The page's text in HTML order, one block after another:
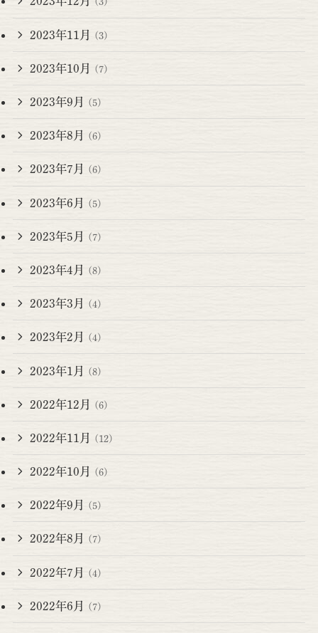
2023年11月 (3)
2023年10月 (7)
2023年9月 (5)
2023年8月 (6)
2023年7月 (6)
2023年6月 (5)
2023年5月 (7)
2023年4月 (8)
2023年3月 (4)
2023年2月 (4)
2023年1月 (8)
2022年12月 (6)
2022年11月 (12)
2022年10月 (6)
2022年9月 (5)
2022年8月 (7)
2022年7月 (4)
2022年6月 (7)